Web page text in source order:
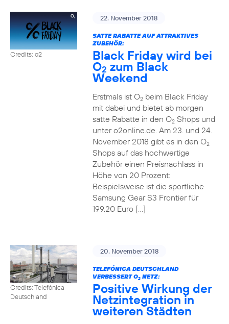
Credits: o2
22. November 2018
SATTE RABATTE AUF ATTRAKTIVES
ZUBEHÖR:
Black Friday wird bei
O2 zum Black
Weekend
Erstmals ist O2beim Black Friday
mit dabei und bietet ab morgen
satte Rabatte in den O2Shops und
unter o2online.de. Am 23. und 24.
November 2018 gibt es in den O2
Shops auf das hochwertige
Zubehör einen Preisnachlass in
Höhe von 20 Prozent:
Beispielsweise ist die sportliche
Samsung Gear S3 Frontier für
199,20 Euro […]
Credits: Telefónica
Deutschland
20. November 2018
TELEFÓNICA DEUTSCHLAND
VERBESSERT O2NETZ:
Positive Wirkung der
Netzintegration in
weiteren Städten